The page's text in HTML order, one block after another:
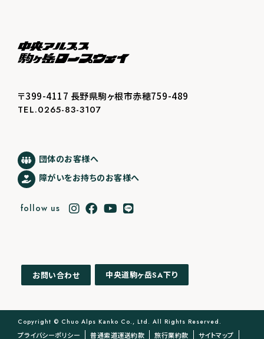
〒399-4117 長野県駒ヶ根市赤穂759-489
TEL.0265-83-3107
団体のお客様へ
障がいをお持ちのお客様へ
follow us
お問い合わせ 中央道駒ヶ岳SA下り
Copyright © Chuo Alps Kanko Co., Ltd. All Rights Reserved.
プライバシーポリシー 普通索道運送約款 旅行業約款 サイトマップ